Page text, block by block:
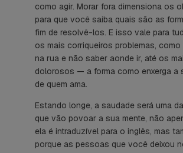
como agir. Morar fora dimensiona os
para que você saiba quais são as
fim de resolvê-los. E isso vale para
os mais corriqueiros problemas, como
na rua e não saber aonde ir, até os
dolorosos — a forma como enxerga a
de quem ama.
Estando longe, a saudade será uma
que vão povoar a sua mente, não
ela é intraduzível para o inglês, mas
porque as pessoas que você deixou